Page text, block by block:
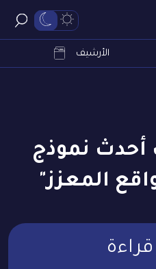
الأرشيف
أحدث نموذج
المعزز"
قراءة